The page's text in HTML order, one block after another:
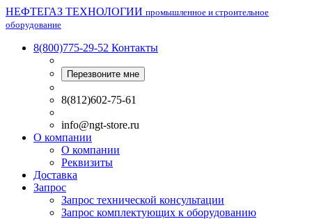
НЕФТЕГАЗ ТЕХНОЛОГИИ промышленное и строительное
оборудование
8(800)775-29-52 Контакты
Перезвоните мне
8(812)602-75-61
info@ngt-store.ru
О компании
О компании
Реквизиты
Доставка
Запрос
Запрос технической консультации
Запрос комплектующих к оборудованию